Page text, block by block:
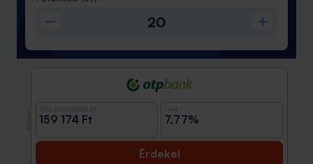
159 174 Ft 7,77%
Érdekel